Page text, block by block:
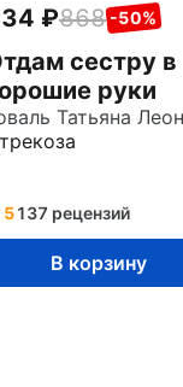
868 -50%
сестру в
руки
5137 рецензий
В корзину